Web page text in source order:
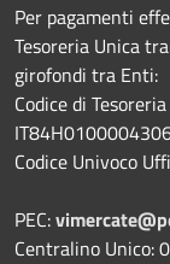
Per pagamenti
Tesoreria Unica
girofondi tra Enti:
Codice di
Codice Univoco
PEC:
Centralino Unico: